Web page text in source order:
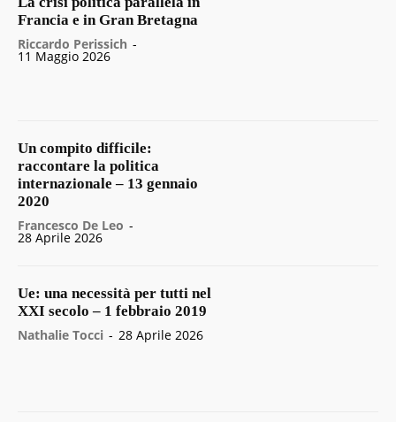
Francia e in Gran Bretagna
Riccardo Perissich -
11 Maggio 2026
Un compito difficile:
raccontare la politica
internazionale – 13 gennaio
2020
Francesco De Leo -
28 Aprile 2026
Ue: una necessità per tutti nel
XXI secolo – 1 febbraio 2019
Nathalie Tocci - 28 Aprile 2026